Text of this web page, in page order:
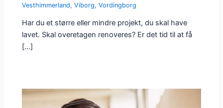
Vesthimmerland,Viborg,Vordingborg
Har du et større eller mindre projekt, du skal have
lavet. Skal overetagen renoveres? Er det tid til at få
[…]